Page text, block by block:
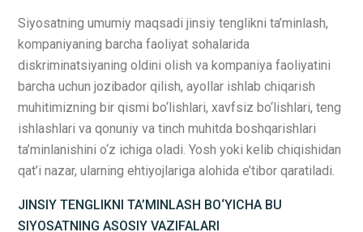
Siyosatning umumiy maqsadi jinsiy tenglikni ta’minlash,
kompaniyaning barcha faoliyat sohalarida
diskriminatsiyaning oldini olish va kompaniya faoliyatini
barcha uchun jozibador qilish, ayollar ishlab chiqarish
muhitimizning bir qismi bo‘lishlari, xavfsiz bo‘lishlari, teng
ishlashlari va qonuniy va tinch muhitda boshqarishlari
ta’minlanishini o‘z ichiga oladi. Yosh yoki kelib chiqishidan
qat’i nazar, ularning ehtiyojlariga alohida e’tibor qaratiladi.
JINSIY TENGLIKNI TA’MINLASH BO‘YICHA BU
SIYOSATNING ASOSIY VAZIFALARI